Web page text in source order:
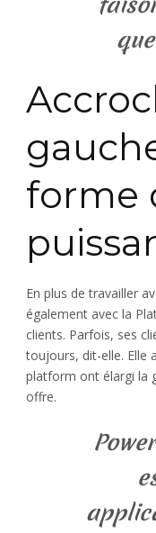
forme
En plus de travailler
également avec la
clients. Parfois, ses
toujours, dit-elle. Elle
platform ont élargi la
offre.